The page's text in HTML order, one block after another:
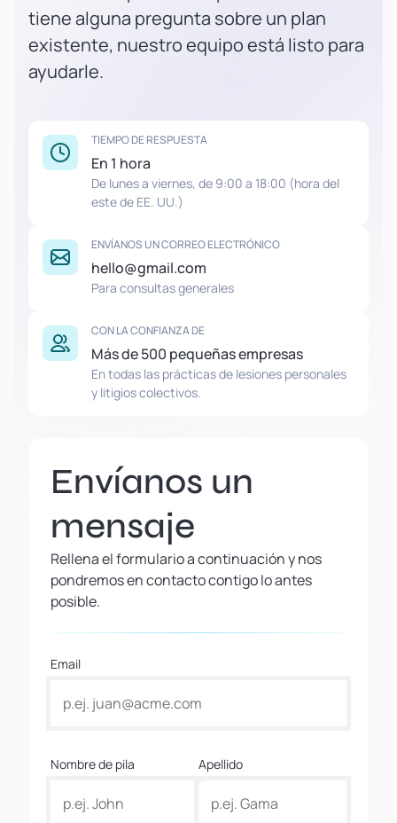
tiene alguna pregunta sobre un plan
existente, nuestro equipo está listo para
ayudarle.
TIEMPO DE RESPUESTA
En 1 hora
De lunes a viernes, de 9:00 a 18:00 (hora del
este de EE. UU.)
ENVÍANOS UN CORREO ELECTRÓNICO
hello@gmail.com
Para consultas generales
CON LA CONFIANZA DE
Más de 500 pequeñas empresas
En todas las prácticas de lesiones personales
y litigios colectivos.
Envíanos un
mensaje
Rellena el formulario a continuación y nos
pondremos en contacto contigo lo antes
posible.
Email
Nombre de pila Apellido